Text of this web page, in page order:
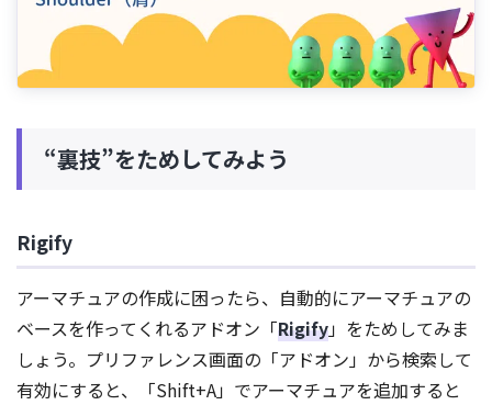
“裏技”をためしてみよう
Rigify
アーマチュアの作成に困ったら、自動的にアーマチュアの
ベースを作ってくれるアドオン「Rigify」をためしてみま
しょう。プリファレンス画面の「アドオン」から検索して
有効にすると、「Shift+A」でアーマチュアを追加すると